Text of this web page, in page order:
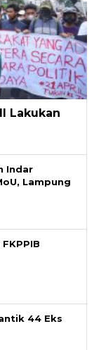
Lakukan
Indar
Lampung
44 Eks